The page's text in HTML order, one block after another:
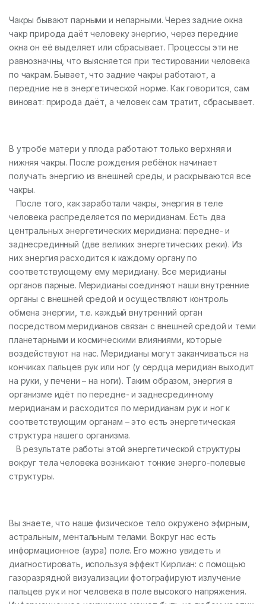
Чакры бывают парными и непарными. Через задние окна
чакр природа даёт человеку энергию, через передние
окна он её выделяет или сбрасывает. Процессы эти не
равнозначны, что выясняется при тестировании человека
по чакрам. Бывает, что задние чакры работают, а
передние не в энергетической норме. Как говорится, сам
виноват: природа даёт, а человек сам тратит, сбрасывает.
В утробе матери у плода работают только верхняя и
нижняя чакры. После рождения ребёнок начинает
получать энергию из внешней среды, и раскрываются все
чакры.
После того, как заработали чакры, энергия в теле
человека распределяется по меридианам. Есть два
центральных энергетических меридиана: передне- и
заднесрединный (две великих энергетических реки). Из
них энергия расходится к каждому органу по
соответствующему ему меридиану. Все меридианы
органов парные. Меридианы соединяют наши внутренние
органы с внешней средой и осуществляют контроль
обмена энергии, т.е. каждый внутренний орган
посредством меридианов связан с внешней средой и теми
планетарными и космическими влияниями, которые
воздействуют на нас. Меридианы могут заканчиваться на
кончиках пальцев рук или ног (у сердца меридиан выходит
на руки, у печени – на ноги). Таким образом, энергия в
организме идёт по передне- и заднесрединному
меридианам и расходится по меридианам рук и ног к
соответствующим органам – это есть энергетическая
структура нашего организма.
В результате работы этой энергетической структуры
вокруг тела человека возникают тонкие энерго-полевые
структуры.
Вы знаете, что наше физическое тело окружено эфирным,
астральным, ментальным телами. Вокруг нас есть
информационное (аура) поле. Его можно увидеть и
диагностировать, используя эффект Кирлиан: с помощью
газоразрядной визуализации фотографируют излучение
пальцев рук и ног человека в поле высокого напряжения.